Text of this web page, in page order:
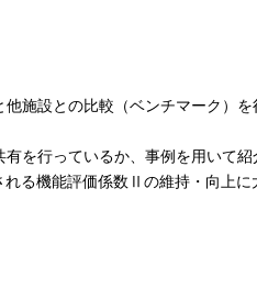
施設との比較（ベンチマーク）
を行っているか、事例を用いて紹
る機能評価係数Ⅱの維持・向上